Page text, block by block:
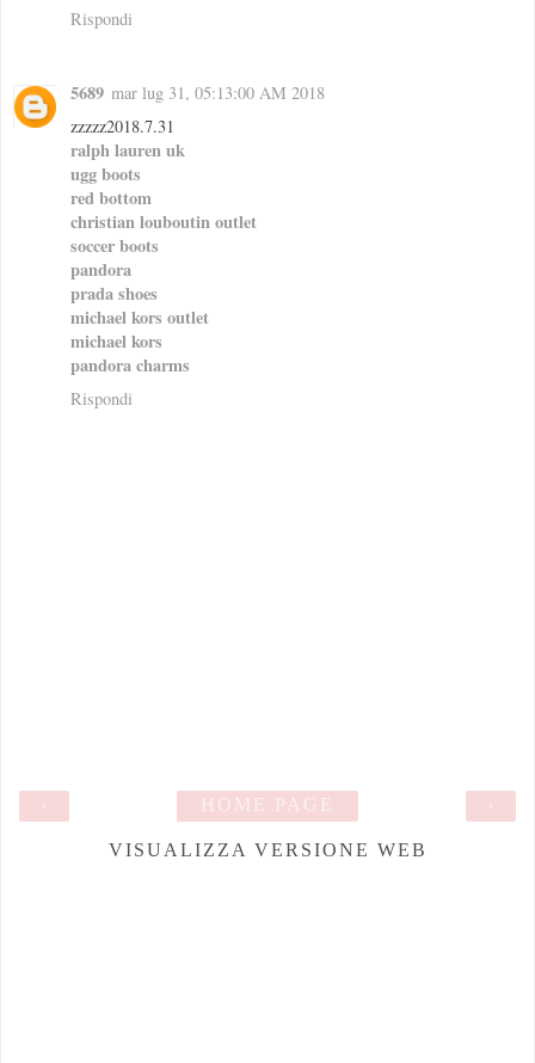
Rispondi
5689 mar lug 31, 05:13:00 AM 2018
zzzzz2018.7.31
ralph lauren uk
ugg boots
red bottom
christian louboutin outlet
soccer boots
pandora
prada shoes
michael kors outlet
michael kors
pandora charms
Rispondi
›
HOME PAGE
VISUALIZZA VERSIONE WEB